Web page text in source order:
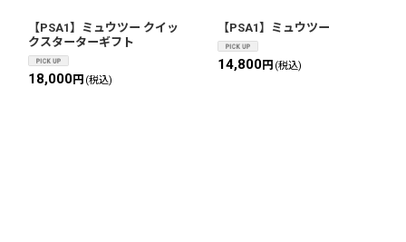
【PSA1】ミュウツー クイッ
クスターターギフト
18,000円 (税込)
【PSA1】ミュウツー
14,800円 (税込)